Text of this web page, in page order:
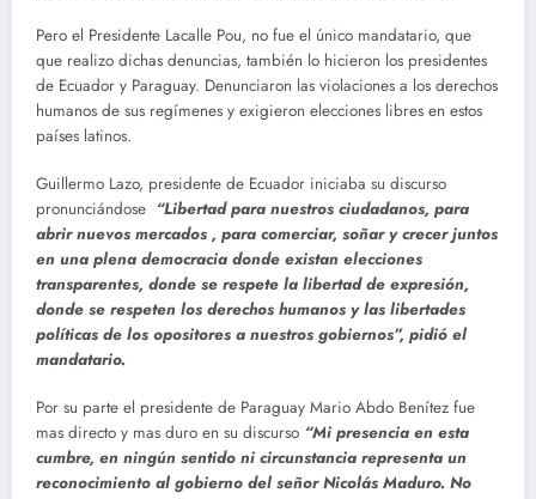
Pero el Presidente Lacalle Pou, no fue el único mandatario, que
que realizo dichas denuncias, también lo hicieron los presidentes
de Ecuador y Paraguay. Denunciaron las violaciones a los derechos
humanos de sus regímenes y exigieron elecciones libres en estos
países latinos.
Guillermo Lazo, presidente de Ecuador iniciaba su discurso
pronunciándose “Libertad para nuestros ciudadanos, para
abrir nuevos mercados , para comerciar, soñar y crecer juntos
en una plena democracia donde existan elecciones
transparentes, donde se respete la libertad de expresión,
donde se respeten los derechos humanos y las libertades
políticas de los opositores a nuestros gobiernos”, pidió el
mandatario.
Por su parte el presidente de Paraguay Mario Abdo Benítez fue
mas directo y mas duro en su discurso “Mi presencia en esta
cumbre, en ningún sentido ni circunstancia representa un
reconocimiento al gobierno del señor Nicolás Maduro. No